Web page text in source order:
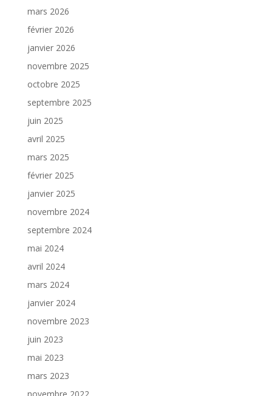
mars 2026
février 2026
janvier 2026
novembre 2025
octobre 2025
septembre 2025
juin 2025
avril 2025
mars 2025
février 2025
janvier 2025
novembre 2024
septembre 2024
mai 2024
avril 2024
mars 2024
janvier 2024
novembre 2023
juin 2023
mai 2023
mars 2023
novembre 2022